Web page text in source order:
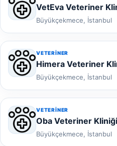
VetEva Veteriner
Büyükçekmece, İstanbul
VETERINER
Himera Veteriner
Büyükçekmece, İstanbul
VETERINER
Oba Veteriner Kliniği
Büyükçekmece, İstanbul